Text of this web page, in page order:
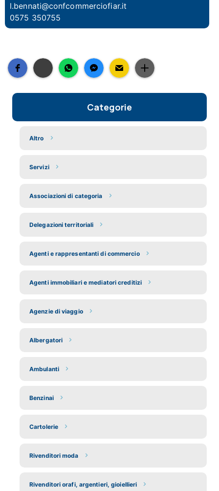
l.bennati@confcommerciofiar.it
0575 350755
Categorie
Altro
Servizi
Associazioni di categoria
Delegazioni territoriali
Agenti e rappresentanti di commercio
Agenti immobiliari e mediatori creditizi
Agenzie di viaggio
Albergatori
Ambulanti
Benzinai
Cartolerie
Rivenditori moda
Rivenditori orafi, argentieri, gioiellieri